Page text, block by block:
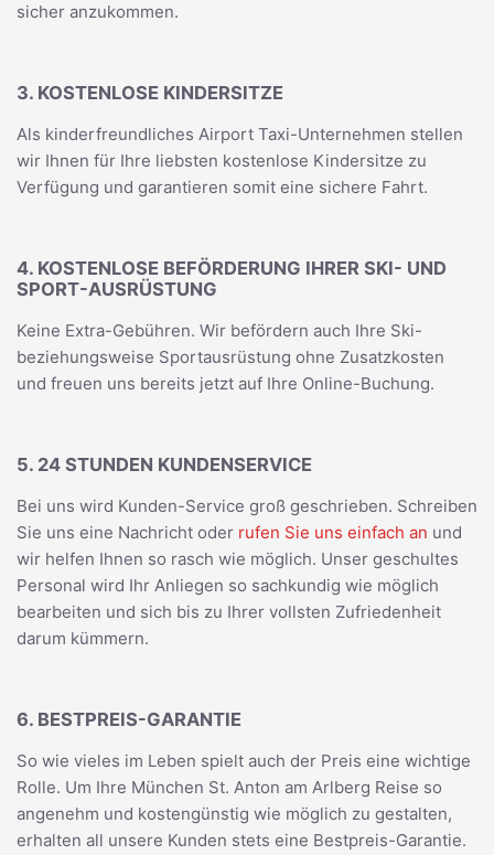
sicher anzukommen.
3. KOSTENLOSE KINDERSITZE
Als kinderfreundliches Airport Taxi-Unternehmen stellen
wir Ihnen für Ihre liebsten kostenlose Kindersitze zu
Verfügung und garantieren somit eine sichere Fahrt.
4. KOSTENLOSE BEFÖRDERUNG IHRER SKI- UND
SPORT-AUSRÜSTUNG
Keine Extra-Gebühren. Wir befördern auch Ihre Ski-
beziehungsweise Sportausrüstung ohne Zusatzkosten
und freuen uns bereits jetzt auf Ihre Online-Buchung.
5. 24 STUNDEN KUNDENSERVICE
Bei uns wird Kunden-Service groß geschrieben. Schreiben
Sie uns eine Nachricht oder rufen Sie uns einfach an und
wir helfen Ihnen so rasch wie möglich. Unser geschultes
Personal wird Ihr Anliegen so sachkundig wie möglich
bearbeiten und sich bis zu Ihrer vollsten Zufriedenheit
darum kümmern.
6. BESTPREIS-GARANTIE
So wie vieles im Leben spielt auch der Preis eine wichtige
Rolle. Um Ihre München St. Anton am Arlberg Reise so
angenehm und kostengünstig wie möglich zu gestalten,
erhalten all unsere Kunden stets eine Bestpreis-Garantie.